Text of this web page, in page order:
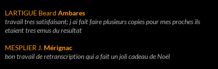
LARTIGUE Beard Ambares
travail tres satisfaisant; j ai fait faire plusieurs copies pour mes proches ils
etaient tres emus du resultat
MESPLIER J. Mérignac
bon travail de retranscription qui a fait un joli cadeau de Noël